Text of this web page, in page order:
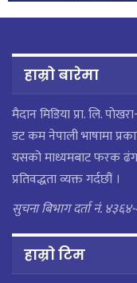
हाम्रो बारेमा
मैदान मिडिया प्रा. लि.
डट कम नेपाली भाषामा
यसको माध्यमबाट फरक
प्रतिवद्धता व्यक्त गर्दछौं ।
सुचना बिभाग दर्ता नं.
हाम्राे टिम